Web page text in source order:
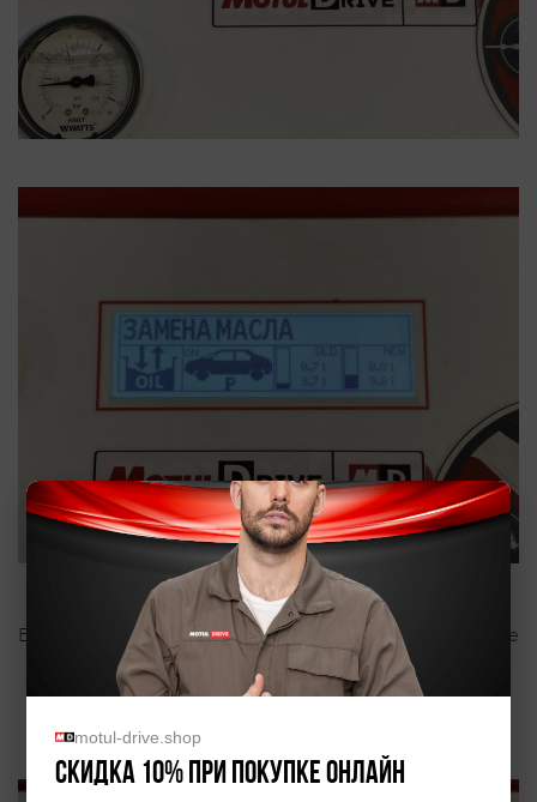
Выставляем уровень, так как КПП ДСГ DQ 500 на Шкоде
Кодиак очень чувствительна к правильному уровню
масла, который проверяется при температуре 40° с
motul-drive.shop
Скидка 10% при покупке онлайн